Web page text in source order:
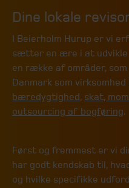
Dine lokale
I Beierholm Hurup er vi
sætter en ære i at udvikle
en række af områder,
Danmark som
bæredygtighed, skat,
outsourcing af bogføring.
Først og fremmest er vi
har godt kendskab til,
og hvilke specifikke